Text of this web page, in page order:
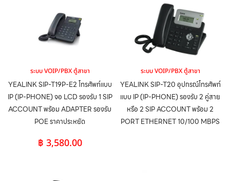
ระบบ VOIP/PBX ตู้สาขา
YEALINK SIP-T19P-E2 โทรศัพท์แบบ
IP (IP-PHONE) จอ LCD รองรับ 1 SIP
ACCOUNT พร้อม ADAPTER รองรับ
POE ราคาประหยัด
฿ 3,580.00
ระบบ VOIP/PBX ตู้สาขา
YEALINK SIP-T20 อุปกรณ์โทรศัพท์
แบบ IP (IP-PHONE) รองรับ 2 คู่สาย
หรือ 2 SIP ACCOUNT พร้อม 2
PORT ETHERNET 10/100 MBPS